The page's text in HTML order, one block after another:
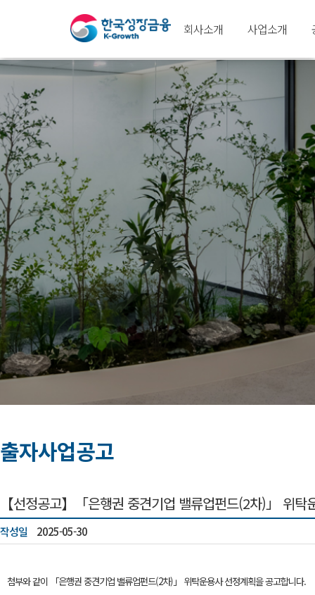
회사소개 사업소개
출자사업공고
【선정공고】「은행권 중견기업 밸류업펀드(2차)」 위탁
작성일 2025-05-30
첨부와 같이 「은행권 중견기업 밸류업펀드(2차)」​ 위탁운용사 선정계획을 공고합니다.